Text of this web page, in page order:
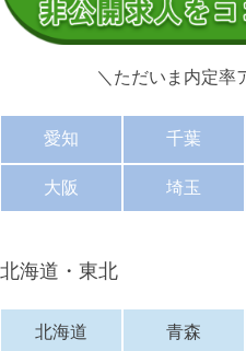
＼ただいま内定率
愛知 千葉
大阪 埼玉
北海道・東北
北海道 青森